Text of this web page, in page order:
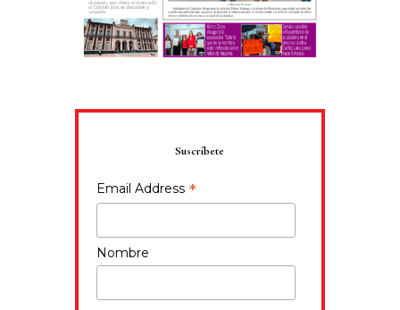
Suscríbete
Email Address *
Nombre